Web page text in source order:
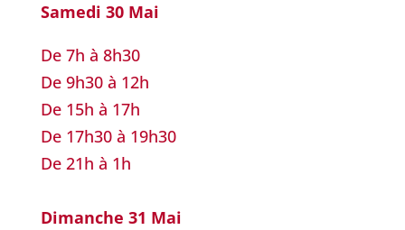
Samedi 30 Mai
De 7h à 8h30
De 9h30 à 12h
De 15h à 17h
De 17h30 à 19h30
De 21h à 1h
Dimanche 31 Mai